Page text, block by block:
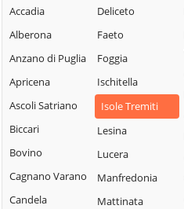
Accadia
Alberona
Anzano di Puglia
Apricena
Ascoli Satriano
Biccari
Bovino
Cagnano Varano
Candela
Deliceto
Faeto
Foggia
Ischitella
Isole Tremiti
Lesina
Lucera
Manfredonia
Mattinata